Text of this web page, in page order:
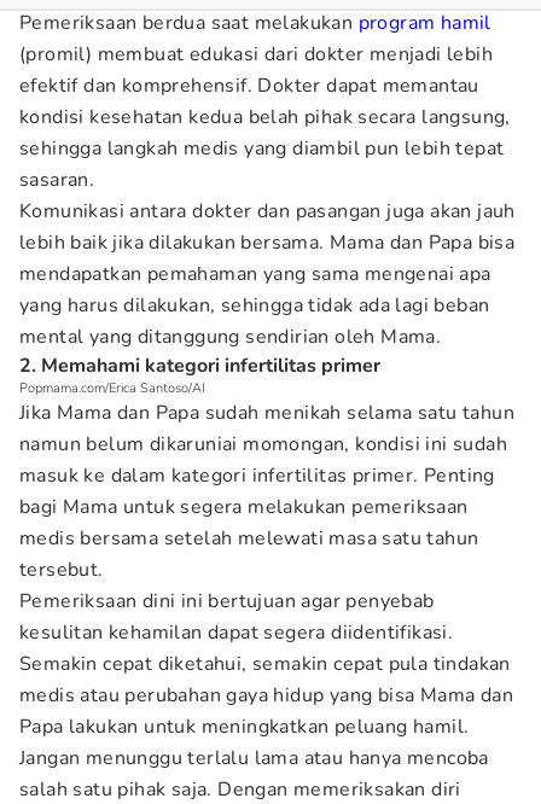
Pemeriksaan berdua saat melakukan program hamil
(promil) membuat edukasi dari dokter menjadi lebih
efektif dan komprehensif. Dokter dapat memantau
kondisi kesehatan kedua belah pihak secara langsung,
sehingga langkah medis yang diambil pun lebih tepat
sasaran.
Komunikasi antara dokter dan pasangan juga akan jauh
lebih baik jika dilakukan bersama. Mama dan Papa bisa
mendapatkan pemahaman yang sama mengenai apa
yang harus dilakukan, sehingga tidak ada lagi beban
mental yang ditanggung sendirian oleh Mama.
2. Memahami kategori infertilitas primer
Popmama.com/Erica Santoso/AI
Jika Mama dan Papa sudah menikah selama satu tahun
namun belum dikaruniai momongan, kondisi ini sudah
masuk ke dalam kategori infertilitas primer. Penting
bagi Mama untuk segera melakukan pemeriksaan
medis bersama setelah melewati masa satu tahun
tersebut.
Pemeriksaan dini ini bertujuan agar penyebab
kesulitan kehamilan dapat segera diidentifikasi.
Semakin cepat diketahui, semakin cepat pula tindakan
medis atau perubahan gaya hidup yang bisa Mama dan
Papa lakukan untuk meningkatkan peluang hamil.
Jangan menunggu terlalu lama atau hanya mencoba
salah satu pihak saja. Dengan memeriksakan diri